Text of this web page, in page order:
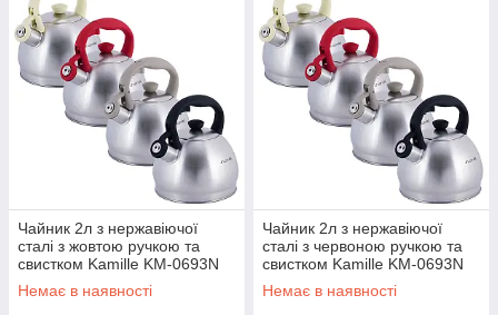
Чайник 2л з нержавіючої
сталі з жовтою ручкою та
свистком Kamille KM-0693N
Немає в наявності
Чайник 2л з нержавіючої
сталі з червоною ручкою та
свистком Kamille KM-0693N
Немає в наявності